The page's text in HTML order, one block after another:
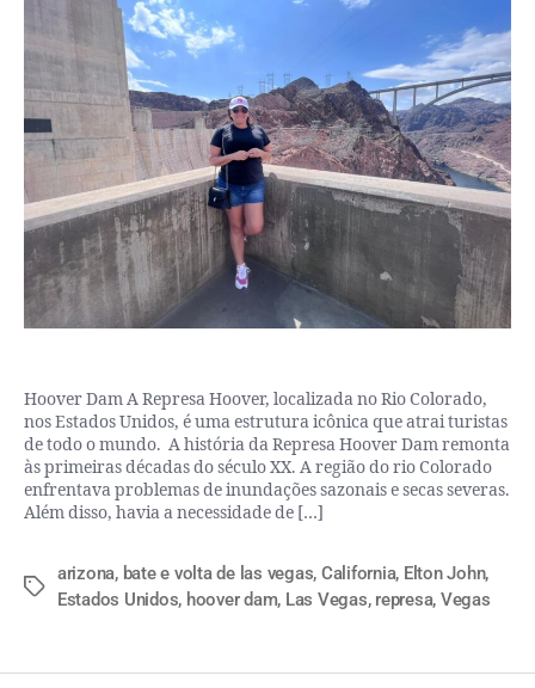
Hoover Dam A Represa Hoover, localizada no Rio Colorado,
nos Estados Unidos, é uma estrutura icônica que atrai turistas
de todo o mundo. A história da Represa Hoover Dam remonta
às primeiras décadas do século XX. A região do rio Colorado
enfrentava problemas de inundações sazonais e secas severas.
Além disso, havia a necessidade de […]
arizona, bate e volta de las vegas, California, Elton John,
Estados Unidos, hoover dam, Las Vegas, represa, Vegas